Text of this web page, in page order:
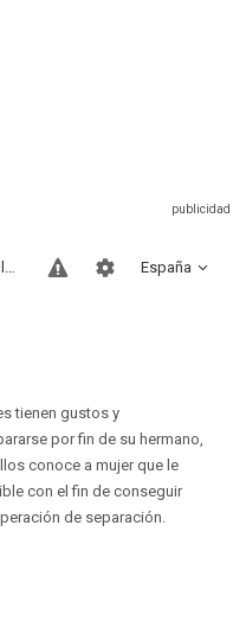
España
Sitios compatibles
tienen gustos y
por fin de su hermano,
conoce a mujer que le
con el fin de conseguir
de separación.